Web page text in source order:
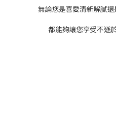
無論您是喜愛清新解膩還
都能夠讓您享受不遜